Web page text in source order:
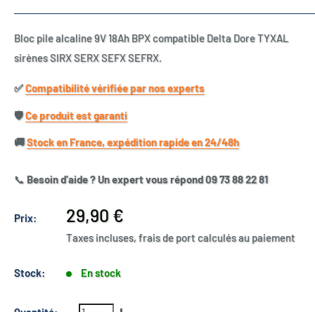
Bloc pile alcaline 9V 18Ah BPX compatible Delta Dore TYXAL
sirènes SIRX SERX SEFX SEFRX.
✅​Compatibilité vérifiée par nos experts
🛡️​Ce produit est garanti
🚚​Stock en France, expédition rapide en 24/48h
📞 Besoin d’aide ? Un expert vous répond 09 73 88 22 81
Prix:
Prix
réduit
29,90 €
Taxes incluses, frais de port calculés au paiement
Stock: En stock